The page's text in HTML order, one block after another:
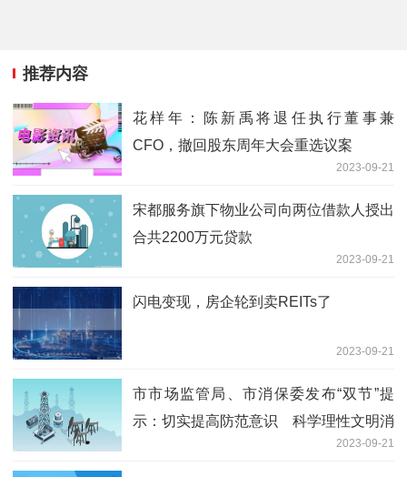
推荐内容
花样年：陈新禹将退任执行董事兼
CFO，撤回股东周年大会重选议案
2023-09-21
宋都服务旗下物业公司向两位借款人授出
合共2200万元贷款
2023-09-21
闪电变现，房企轮到卖REITs了
2023-09-21
市市场监管局、市消保委发布“双节”提
示：切实提高防范意识 科学理性文明消
2023-09-21